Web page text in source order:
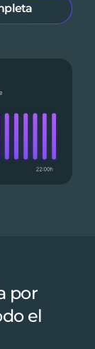
por
el